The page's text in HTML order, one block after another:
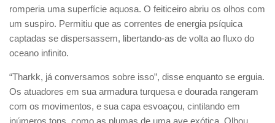
romperia uma superfície aquosa. O feiticeiro abriu os olhos com
um suspiro. Permitiu que as correntes de energia psíquica
captadas se dispersassem, libertando-as de volta ao fluxo do
oceano infinito.
“Tharkk, já conversamos sobre isso”, disse enquanto se erguia.
Os atuadores em sua armadura turquesa e dourada rangeram
com os movimentos, e sua capa esvoaçou, cintilando em
inúmeros tons, como as plumas de uma ave exótica. Olhou